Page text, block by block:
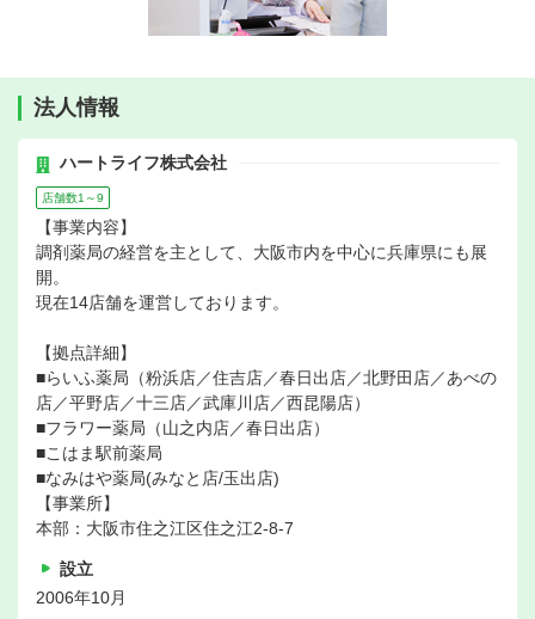
法人情報
ハートライフ株式会社
店舗数1～9
【事業内容】
調剤薬局の経営を主として、大阪市内を中心に兵庫県にも展
開。
現在14店舗を運営しております。
【拠点詳細】
■らいふ薬局（粉浜店／住吉店／春日出店／北野田店／あべの
店／平野店／十三店／武庫川店／西昆陽店）
■フラワー薬局（山之内店／春日出店）
■こはま駅前薬局
■なみはや薬局(みなと店/玉出店)
【事業所】
本部：大阪市住之江区住之江2-8-7
設立
2006年10月